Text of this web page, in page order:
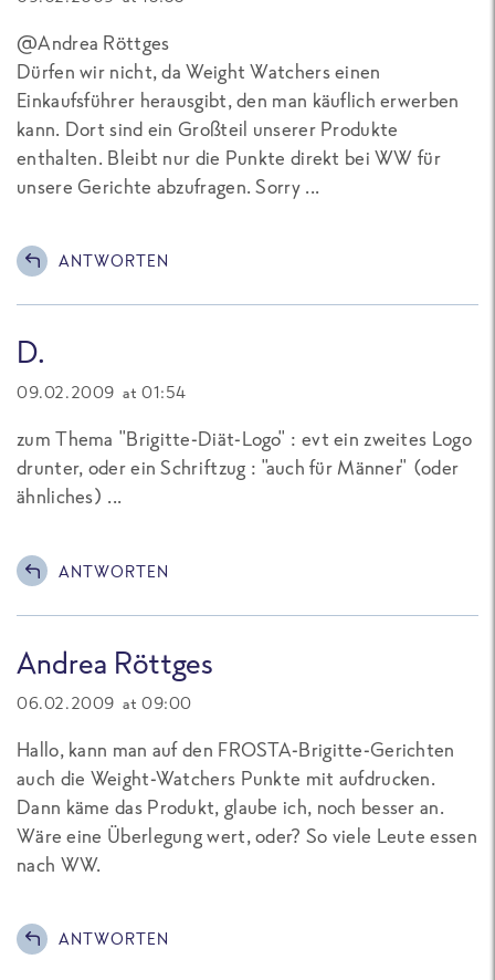
@Andrea Röttges
Dürfen wir nicht, da Weight Watchers einen
Einkaufsführer herausgibt, den man käuflich erwerben
kann. Dort sind ein Großteil unserer Produkte
enthalten. Bleibt nur die Punkte direkt bei WW für
unsere Gerichte abzufragen. Sorry ...
ANTWORTEN
D.
09.02.2009 at 01:54
zum Thema "Brigitte-Diät-Logo" : evt ein zweites Logo
drunter, oder ein Schriftzug : "auch für Männer" (oder
ähnliches) ...
ANTWORTEN
Andrea Röttges
06.02.2009 at 09:00
Hallo, kann man auf den FROSTA-Brigitte-Gerichten
auch die Weight-Watchers Punkte mit aufdrucken.
Dann käme das Produkt, glaube ich, noch besser an.
Wäre eine Überlegung wert, oder? So viele Leute essen
nach WW.
ANTWORTEN